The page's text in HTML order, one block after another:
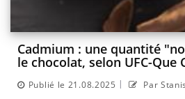
Cadmium : une quantité
le chocolat, selon UFC-Que
Publié le 21.08.2025 | Par